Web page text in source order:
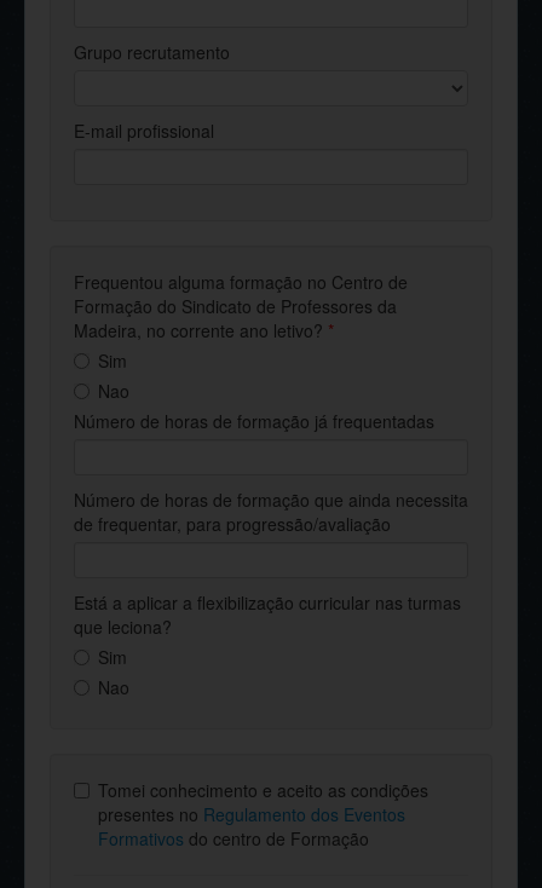
Grupo recrutamento
E-mail profissional
Frequentou alguma formação no Centro de
Formação do Sindicato de Professores da
Madeira, no corrente ano letivo? *
Sim
Nao
Número de horas de formação já frequentadas
Número de horas de formação que ainda necessita
de frequentar, para progressão/avaliação
Está a aplicar a flexibilização curricular nas turmas
que leciona?
Sim
Nao
Tomei conhecimento e aceito as condições
presentes no Regulamento dos Eventos
Formativos do centro de Formação